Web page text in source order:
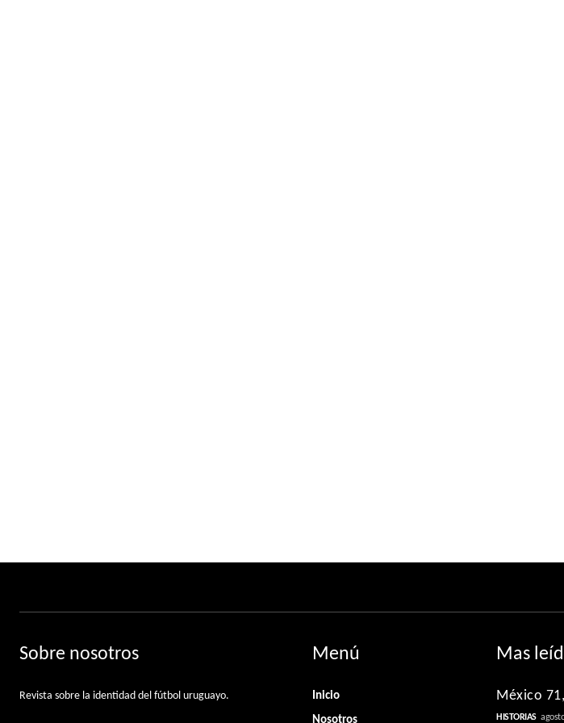
Sobre nosotros
Revista sobre la identidad del fútbol uruguayo.
Menú
Inicio
Nosotros
Mas
México
HISTORIAS